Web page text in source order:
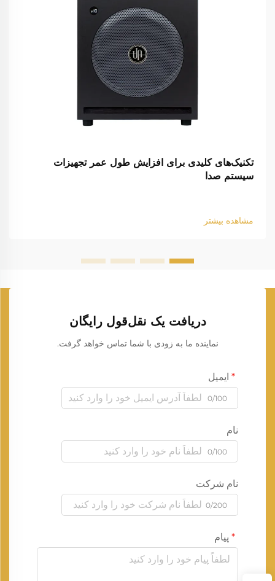
تکنیک‌های کلیدی برای افزایش طول عمر تجهیزات
سیستم صدا
مشاهده بیشتر
دریافت یک نقل‌قول رایگان
نماینده ما به زودی با شما تماس خواهد گرفت.
ایمیل
0/100
نام
0/100
نام شرکت
0/200
پیام